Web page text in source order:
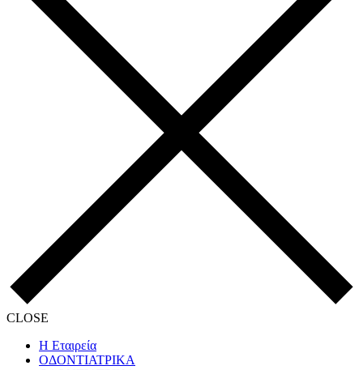
CLOSE
Η Εταιρεία
ΟΔΟΝΤΙΑΤΡΙΚΑ